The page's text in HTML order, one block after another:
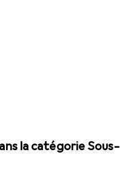
la catégorie Sous-